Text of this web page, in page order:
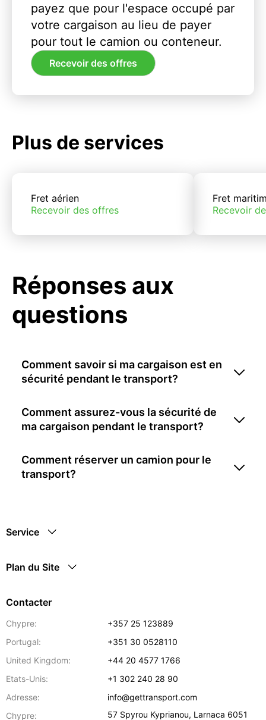
payez que pour l'espace occupé par
votre cargaison au lieu de payer
pour tout le camion ou conteneur.
Recevoir des offres
Plus de services
Fret aérien
Recevoir des offres
Fret
Recevoir
Réponses aux
questions
Comment savoir si ma cargaison est en
sécurité pendant le transport?
Comment assurez-vous la sécurité de
ma cargaison pendant le transport?
Comment réserver un camion pour le
transport?
Service
Plan du Site
Contacter
Chypre:
+357 25 123889
Portugal:
+351 30 0528110
United Kingdom:
+44 20 4577 1766
Etats-Unis:
+1 302 240 28 90
Adresse:
info@gettransport.com
Chypre:
57 Spyrou Kyprianou, Larnaca 6051